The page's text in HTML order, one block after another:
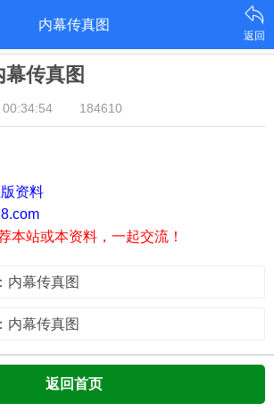
内幕传真图
返回
传真图
00:34:54 184610
资料
本站或本资料，一起交流！
内幕传真图
内幕传真图
返回首页